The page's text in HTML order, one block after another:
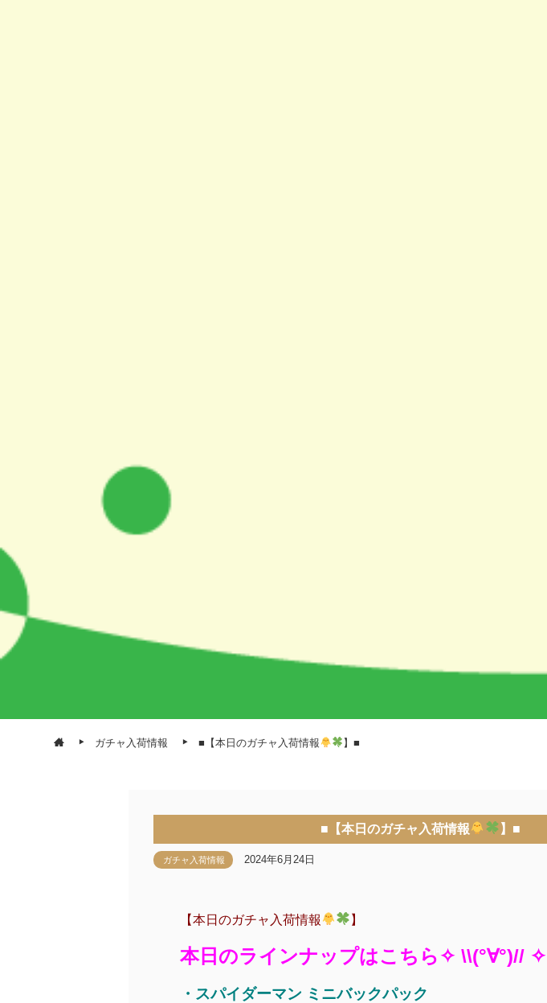
ガチャ入荷情報 ■【本日のガチャ入荷情報 】■
■【本日のガチャ入荷情報 】■
ガチャ入荷情報 2024年6月24日
【本日のガチャ入荷情報 】
本日のラインナップはこちら✧ \\(°∀°)// ✧
・スパイダーマン ミニバックパック